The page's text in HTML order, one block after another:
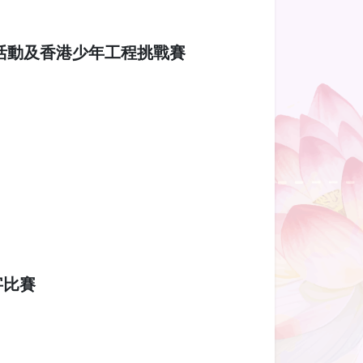
動及香港少年工程挑戰賽
賽